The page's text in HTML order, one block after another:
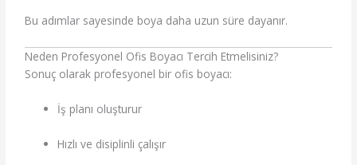
Bu adımlar sayesinde boya daha uzun süre dayanır.
Neden Profesyonel Ofis Boyacı Tercih Etmelisiniz?
Sonuç olarak profesyonel bir ofis boyacı:
İş planı oluşturur
Hızlı ve disiplinli çalışır